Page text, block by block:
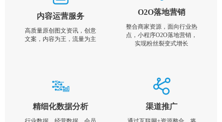
内容运营服务
高质量原创图文资讯，创意
文案，内容为王，流量为主
O2O落地营销
整合商家资源，面向行业热
点，小程序O2O落地营销，
实现粉丝裂变式增长
精细化数据分析 渠道推广